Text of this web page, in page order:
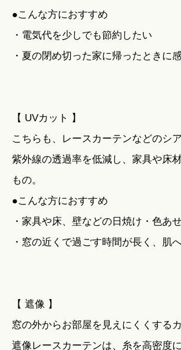
●こんな方におすすめ
・電気代を少しでも節約したい
・夏の閉め切った家に帰ったときに
【 UVカット 】
こちらも、レースカーテンなどのシ
紫外線の透過率を低減し、家具や床
もの。
●こんな方におすすめ
・家具や床、壁などの日焼け・色あ
・窓の近くで過ごす時間が長く、肌
【 遮像 】
窓の外からお部屋を見えにくくする
遮像レースカーテンは、糸を高密度